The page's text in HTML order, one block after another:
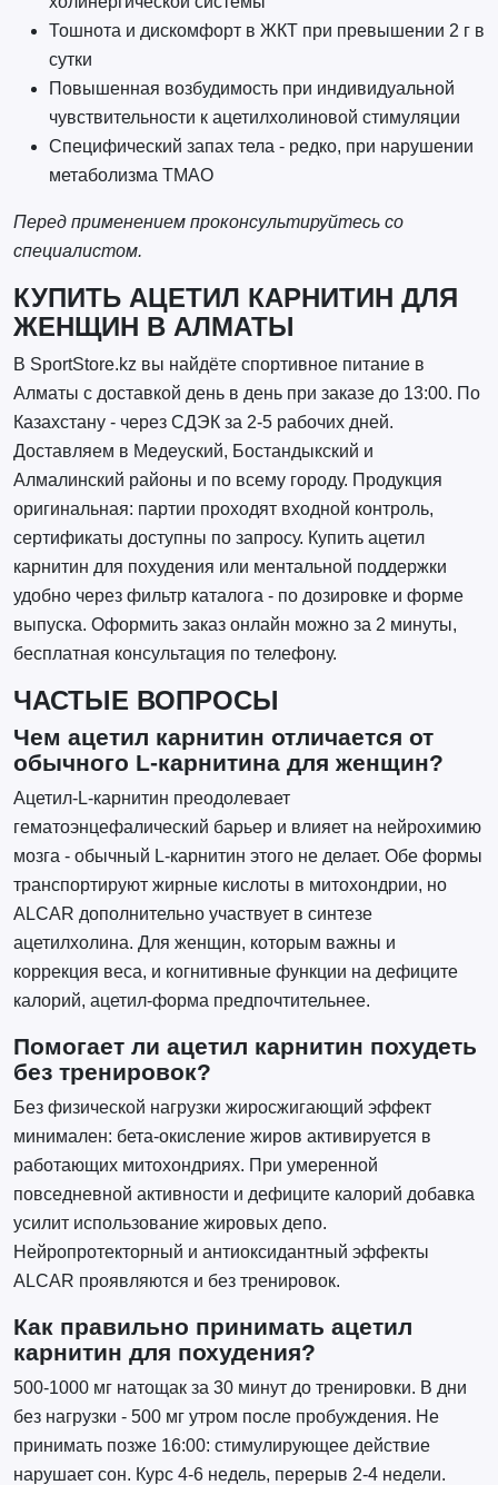
Тошнота и дискомфорт в ЖКТ при превышении 2 г в
сутки
Повышенная возбудимость при индивидуальной
чувствительности к ацетилхолиновой стимуляции
Специфический запах тела - редко, при нарушении
метаболизма ТМАО
Перед применением проконсультируйтесь со
специалистом.
КУПИТЬ АЦЕТИЛ КАРНИТИН ДЛЯ
ЖЕНЩИН В АЛМАТЫ
В SportStore.kz вы найдёте спортивное питание в
Алматы с доставкой день в день при заказе до 13:00. По
Казахстану - через СДЭК за 2-5 рабочих дней.
Доставляем в Медеуский, Бостандыкский и
Алмалинский районы и по всему городу. Продукция
оригинальная: партии проходят входной контроль,
сертификаты доступны по запросу. Купить ацетил
карнитин для похудения или ментальной поддержки
удобно через фильтр каталога - по дозировке и форме
выпуска. Оформить заказ онлайн можно за 2 минуты,
бесплатная консультация по телефону.
ЧАСТЫЕ ВОПРОСЫ
Чем ацетил карнитин отличается от
обычного L-карнитина для женщин?
Ацетил-L-карнитин преодолевает
гематоэнцефалический барьер и влияет на нейрохимию
мозга - обычный L-карнитин этого не делает. Обе формы
транспортируют жирные кислоты в митохондрии, но
ALCAR дополнительно участвует в синтезе
ацетилхолина. Для женщин, которым важны и
коррекция веса, и когнитивные функции на дефиците
калорий, ацетил-форма предпочтительнее.
Помогает ли ацетил карнитин похудеть
без тренировок?
Без физической нагрузки жиросжигающий эффект
минимален: бета-окисление жиров активируется в
работающих митохондриях. При умеренной
повседневной активности и дефиците калорий добавка
усилит использование жировых депо.
Нейропротекторный и антиоксидантный эффекты
ALCAR проявляются и без тренировок.
Как правильно принимать ацетил
карнитин для похудения?
500-1000 мг натощак за 30 минут до тренировки. В дни
без нагрузки - 500 мг утром после пробуждения. Не
принимать позже 16:00: стимулирующее действие
нарушает сон. Курс 4-6 недель, перерыв 2-4 недели.